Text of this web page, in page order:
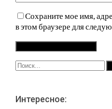
Сохраните мое имя,
в этом браузере для
Интересное: